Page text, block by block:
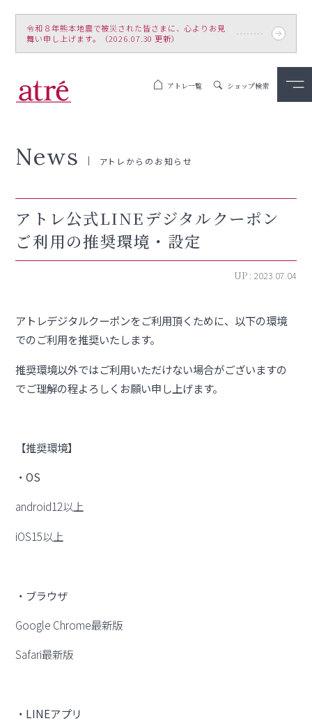
令和８年熊本地震で被災された皆さまに、心よりお見
舞い申し上げます。（2026.07.30 更新）
アトレ一覧 ショップ検索
News アトレからのお知らせ
アトレ公式LINEデジタルクーポン
ご利用の推奨環境・設定
UP : 2023.07.04
アトレデジタルクーポンをご利用頂くために、以下の環境
でのご利用を推奨いたします。
推奨環境以外ではご利用いただけない場合がございますの
でご理解の程よろしくお願い申し上げます。
【推奨環境】
・OS
android12以上
iOS15以上
・ブラウザ
Google Chrome最新版
Safari最新版
・LINEアプリ